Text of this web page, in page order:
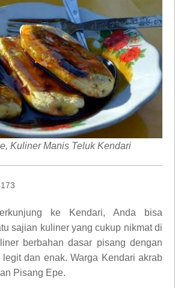
Kuliner Manis Teluk Kendari
ke Kendari, Anda bisa
sajian kuliner yang cukup nikmat di
berbahan dasar pisang dengan
legit dan enak. Warga Kendari akrab
Pisang Epe.